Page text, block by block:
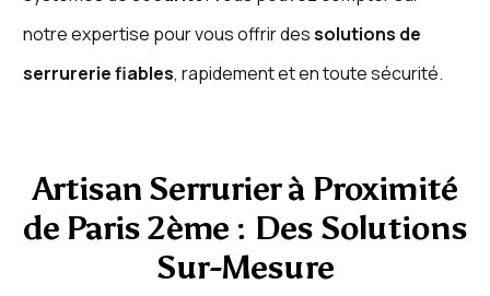
notre expertise pour vous offrir dessolutions de
serrurerie fiables, rapidement et en toute sécurité.
Artisan Serrurier à Proximité
de Paris 2ème : Des Solutions
Sur-Mesure